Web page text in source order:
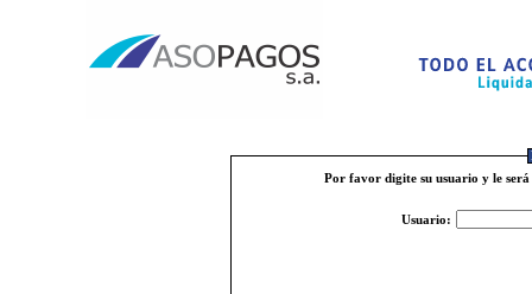
Por favor digite su usuario y le
Usuario: